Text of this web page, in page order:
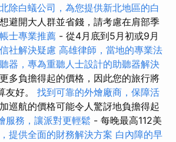
除白蟻公司，為您提供新北地區的白
避開大人群並省錢，請考慮在肩部季
士專業推薦 - 從4月底到5月初或9月
社解決疑慮 高雄律師，當地的專業法
器，專為重聽人士設計的助聽器解決
多負擔得起的價格，因此您的旅行將
友好。 找到可靠的外燴廠商，保障活
巡航的價格可能令人驚訝地負擔得起
服務，讓派對更輕鬆 - 每晚最高112美
提供全面的財務解決方案 白內障的早